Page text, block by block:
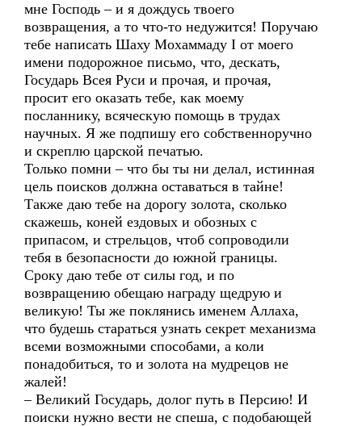
мне Господь – и я дождусь твоего
возвращения, а то что-то недужится! Поручаю
тебе написать Шаху Мохаммаду I от моего
имени подорожное письмо, что, дескать,
Государь Всея Руси и прочая, и прочая,
просит его оказать тебе, как моему
посланнику, всяческую помощь в трудах
научных. Я же подпишу его собственноручно
и скреплю царской печатью.
Только помни – что бы ты ни делал, истинная
цель поисков должна оставаться в тайне!
Также даю тебе на дорогу золота, сколько
скажешь, коней ездовых и обозных с
припасом, и стрельцов, чтоб сопроводили
тебя в безопасности до южной границы.
Сроку даю тебе от силы год, и по
возвращению обещаю награду щедрую и
великую! Ты же поклянись именем Аллаха,
что будешь стараться узнать секрет механизма
всеми возможными способами, а коли
понадобиться, то и золота на мудрецов не
жалей!
– Великий Государь, долог путь в Персию! И
поиски нужно вести не спеша, с подобающей